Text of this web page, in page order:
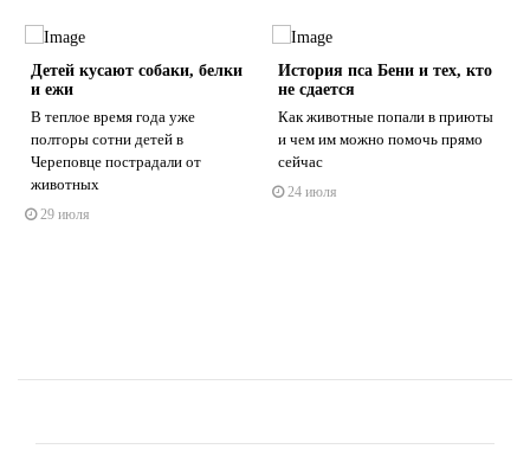
Детей кусают собаки, белки
и ежи
В теплое время года уже
полторы сотни детей в
Череповце пострадали от
животных
29 июля
История пса Бени и тех, кто
не сдается
Как животные попали в приюты
и чем им можно помочь прямо
сейчас
24 июля